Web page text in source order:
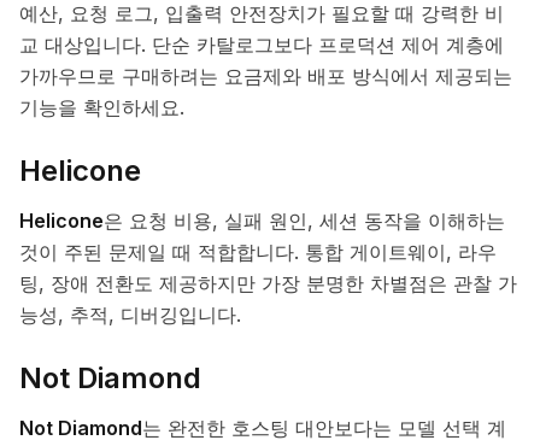
예산, 요청 로그, 입출력 안전장치가 필요할 때 강력한 비
교 대상입니다. 단순 카탈로그보다 프로덕션 제어 계층에
가까우므로 구매하려는 요금제와 배포 방식에서 제공되는
기능을 확인하세요.
Helicone
Helicone은 요청 비용, 실패 원인, 세션 동작을 이해하는
것이 주된 문제일 때 적합합니다. 통합 게이트웨이, 라우
팅, 장애 전환도 제공하지만 가장 분명한 차별점은 관찰 가
능성, 추적, 디버깅입니다.
Not Diamond
Not Diamond는 완전한 호스팅 대안보다는 모델 선택 계